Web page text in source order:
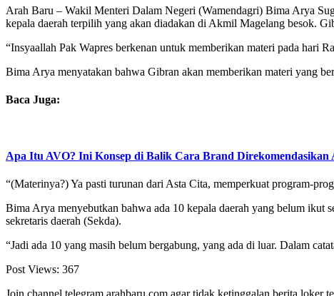
Arah Baru – Wakil Menteri Dalam Negeri (Wamendagri) Bima Arya
kepala daerah terpilih yang akan diadakan di Akmil Magelang besok.
“Insyaallah Pak Wapres berkenan untuk memberikan materi pada hari
Bima Arya menyatakan bahwa Gibran akan memberikan materi yang
Baca Juga:
Apa Itu AVO? Ini Konsep di Balik Cara Brand Direkomendasikan
“(Materinya?) Ya pasti turunan dari Asta Cita, memperkuat program-
Bima Arya menyebutkan bahwa ada 10 kepala daerah yang belum ikut
sekretaris daerah (Sekda).
“Jadi ada 10 yang masih belum bergabung, yang ada di luar. Dalam
Post Views: 367